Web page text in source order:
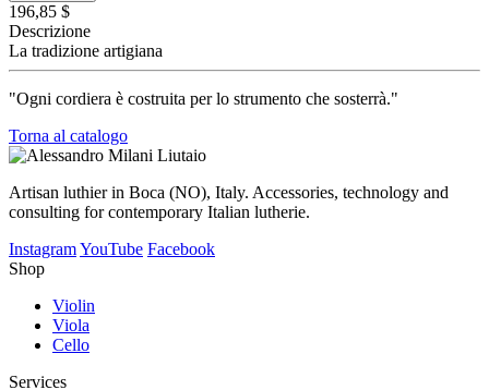
196,85 $
Descrizione
La tradizione artigiana
"Ogni cordiera è costruita per lo strumento che sosterrà."
Torna al catalogo
Artisan luthier in Boca (NO), Italy. Accessories, technology and
consulting for contemporary Italian lutherie.
InstagramYouTube Facebook
Shop
Violin
Viola
Cello
Services